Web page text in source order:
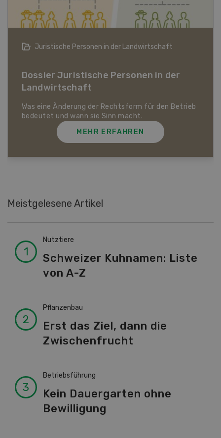
Bio-Artikel
Dossier Bio-Artikel
MEHR ERFAHREN
Meistgelesene Artikel
Nutztiere
Schweizer Kuhnamen: Liste
von A-Z
Pflanzenbau
Erst das Ziel, dann die
Zwischenfrucht
Betriebsführung
Kein Dauergarten ohne
Bewilligung